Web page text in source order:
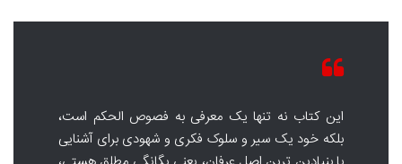
این کتاب نه تنها یک معرفی به فصوص الحکم است،
بلکه خود یک سیر و سلوک فکری و شهودی برای آشنایی